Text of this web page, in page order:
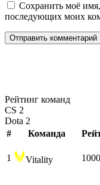
Сохранить моё имя,
последующих моих
Рейтинг команд
CS 2
Dota 2
#
Команда
1 Vitality 1000